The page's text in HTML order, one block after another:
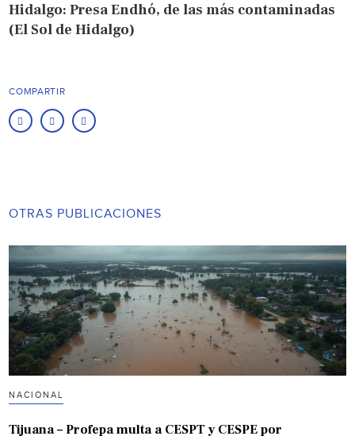
Hidalgo: Presa Endhó, de las más contaminadas
(El Sol de Hidalgo)
COMPARTIR
OTRAS PUBLICACIONES
NACIONAL
Tijuana – Profepa multa a CESPT y CESPE por